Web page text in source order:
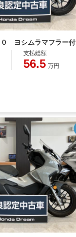
０ ヨシムラマフラー付
支払総額
56.5 万円